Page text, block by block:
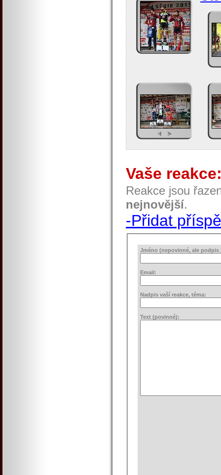
Vaše
Reakce jsou
nejnovější.
-Přidat
Jméno (nepovinné, ale podpis
Email:
Nadpis vaší reakce, téma:
Text (povinné):